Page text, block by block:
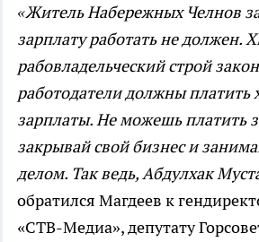
«Житель Набережных Челнов
зарплату работать не должен.
рабовладельческий строй
работодатели должны платить
зарплаты. Не можешь платить
закрывай свой бизнес и
делом. Так ведь, Абдулхак
обратился Магдеев к
«СТВ-Медиа», депутату